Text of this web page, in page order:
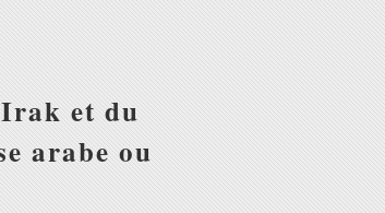
et du
arabe ou